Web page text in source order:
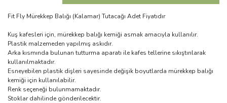
Fit Fly Mürekkep Balığı (Kalamar) Tutacağı Adet Fiyatıdır
Kuş kafesleri için, mürekkep balığı kemiği asmak amacıyla kullanılır.
Plastik malzemeden yapılmış askıdır.
Arka kısmında bulunan tutturma aparatı ile kafes tellerine sıkıştırılarak
kullanılmaktadır.
Esneyebilen plastik dişleri sayesinde değişik boyutlarda mürekkep balığı
kemiği için kullanılabilir.
Renk seçeneği bulunmamaktadır.
Stoklar dahilinde gönderilecektir.